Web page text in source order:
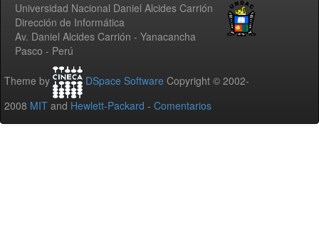
Universidad Nacional Daniel Alcides Carrión
Dirección de Informática
Av. Daniel Alcides Carrión - Yanacancha
Pasco - Perú
Theme by DSpace Software Copyright © 2002-
2008 MIT and Hewlett-Packard - Comentarios